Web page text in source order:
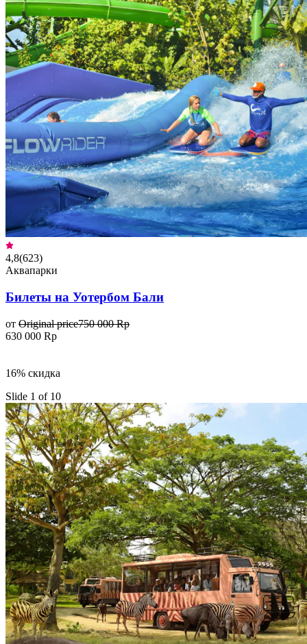
4,8(623)
Аквапарки
Билеты на Уотербом Бали
от Original price750 000 Rp
630 000 Rp
16% скидка
Slide 1 of 10